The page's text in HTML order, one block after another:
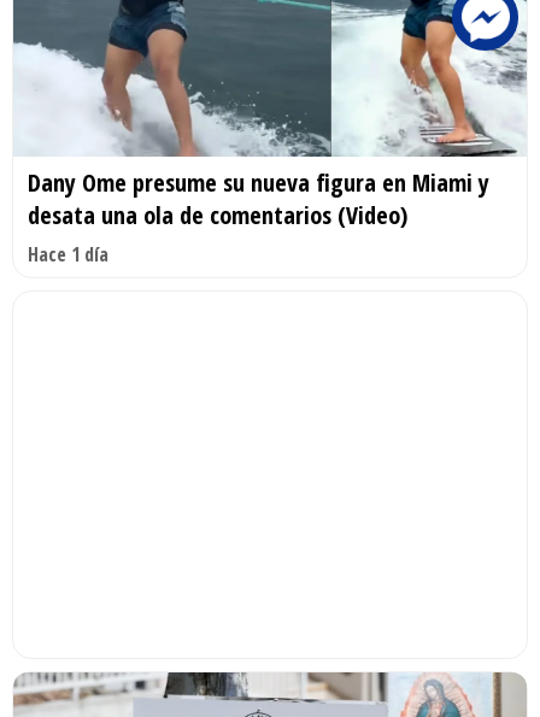
Dany Ome presume su nueva figura en Miami y
desata una ola de comentarios (Video)
Hace 1 día